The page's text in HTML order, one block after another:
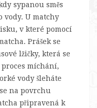
sypanou směs
vody. U matchy
v které pomocí
Prášek se
lžičky, která se
proces míchání,
vody šleháte
na povrchu
připravená k